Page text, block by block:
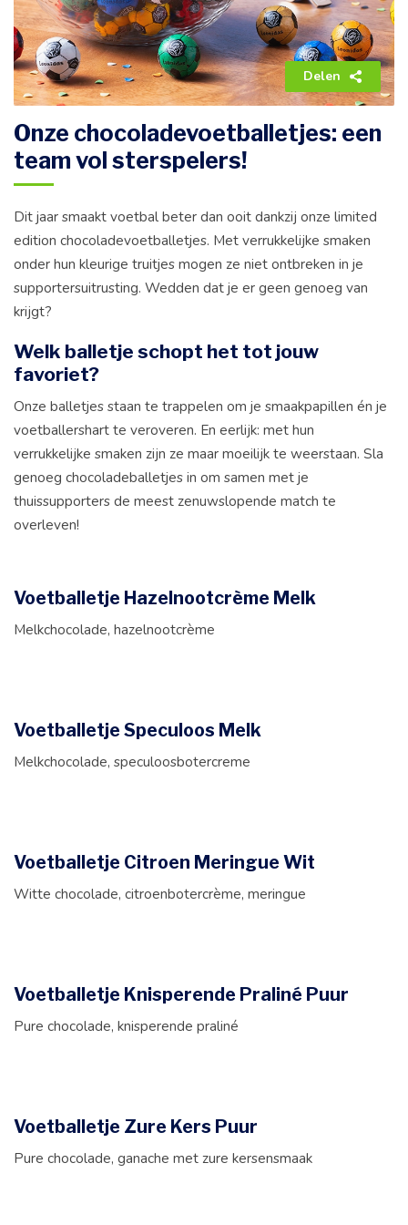
Delen
Onze chocoladevoetballetjes: een
team vol sterspelers!
Dit jaar smaakt voetbal beter dan ooit dankzij onze limited
edition chocoladevoetballetjes. Met verrukkelijke smaken
onder hun kleurige truitjes mogen ze niet ontbreken in je
supportersuitrusting. Wedden dat je er geen genoeg van
krijgt?
Welk balletje schopt het tot jouw
favoriet?
Onze balletjes staan te trappelen om je smaakpapillen én je
voetballershart te veroveren. En eerlijk: met hun
verrukkelijke smaken zijn ze maar moeilijk te weerstaan. Sla
genoeg chocoladeballetjes in om samen met je
thuissupporters de meest zenuwslopende match te
overleven!
Voetballetje Hazelnootcrème Melk
Melkchocolade, hazelnootcrème
Voetballetje Speculoos Melk
Melkchocolade, speculoosbotercreme
Voetballetje Citroen Meringue Wit
Witte chocolade, citroenbotercrème, meringue
Voetballetje Knisperende Praliné Puur
Pure chocolade, knisperende praliné
Voetballetje Zure Kers Puur
Pure chocolade, ganache met zure kersensmaak